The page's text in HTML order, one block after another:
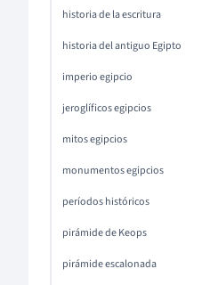
historia de la escritura
historia del antiguo Egipto
imperio egipcio
jeroglíficos egipcios
mitos egipcios
monumentos egipcios
períodos históricos
pirámide de Keops
pirámide escalonada